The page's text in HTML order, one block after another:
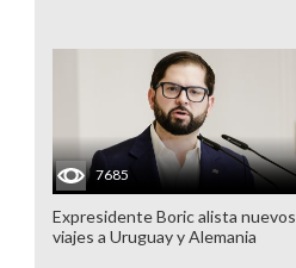
7685
Expresidente Boric alista nuevos
viajes a Uruguay y Alemania